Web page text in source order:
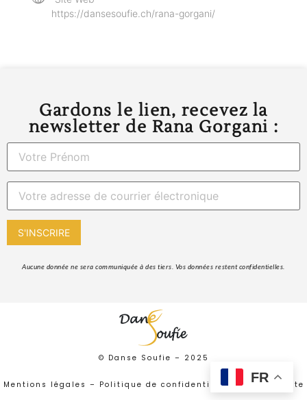
https://dansesoufie.ch/rana-gorgani/
Gardons le lien, recevez la
newsletter de Rana Gorgani :
© Danse Soufie – 2025
Mentions légales – Politique de confidentialité – Plan de site
FR